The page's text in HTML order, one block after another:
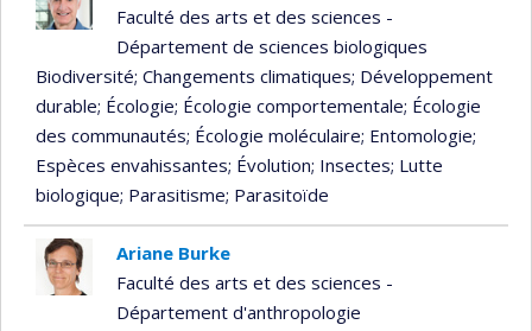
Faculté des arts et des sciences -
Département de sciences biologiques
Biodiversité; Changements climatiques; Développement
durable; Écologie; Écologie comportementale; Écologie
des communautés; Écologie moléculaire; Entomologie;
Espèces envahissantes; Évolution; Insectes; Lutte
biologique; Parasitisme; Parasitoïde
Ariane Burke
Faculté des arts et des sciences -
Département d'anthropologie